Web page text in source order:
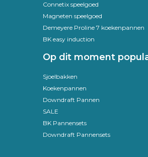
Connetix speelgoed
Magneten speelgoed
Demeyere Proline 7 koekenpannen
BK easy induction
Op dit moment
Sjoelbakken
Koekenpannen
Downdraft Pannen
SALE
BK Pannensets
Downdraft Pannensets